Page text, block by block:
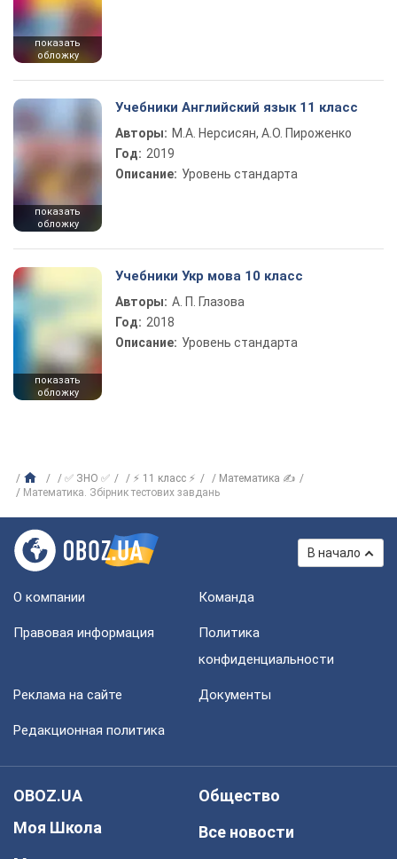
показать
обложку
показать
обложку
Учебники Английский язык 11 класс
Авторы: М.А. Нерсисян, А.О. Пироженко
Год: 2019
Описание: Уровень стандарта
показать
обложку
Учебники Укр мова 10 класс
Авторы: А. П. Глазова
Год: 2018
Описание: Уровень стандарта
✅ ЗНО ✅ ⚡ 11 класс ⚡
Математика ✍
Математика. Збірник тестових завдань
В начало
О компании Команда
Правовая информация
Политика
конфиденциальности
Реклама на сайте Документы
Редакционная политика
OBOZ.UA
Моя Школа
Общество
Все новости